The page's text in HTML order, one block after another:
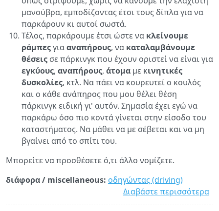
μανούβρα, εμποδίζοντας έτσι τους δίπλα για να
παρκάρουν κι αυτοί σωστά.
Τέλος, παρκάρουμε έτσι ώστε να κλείνουμε
ράμπεςγιααναπήρους, να καταλαμβάνουμε
θέσεις σε πάρκινγκ που έχουν οριστεί να είναι για
εγκύους, αναπήρους, άτομα με κινητικές
δυσκολίες, κτλ. Να πάει να κουρευτεί ο κουλός
και ο κάθε ανάπηρος που μου θέλει θέση
πάρκινγκ ειδική γι' αυτόν. Σημασία έχει εγώ να
παρκάρω όσο πιο κοντά γίνεται στην είσοδο του
καταστήματος. Να μάθει να με σέβεται και να μη
βγαίνει από το σπίτι του.
Μπορείτε να προσθέσετε ό,τι άλλο νομίζετε.
διάφορα / miscellaneous: οδηγώντας (driving)
Διαβάστε περισσότερα